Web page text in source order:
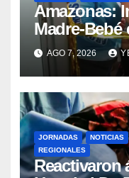
​Amazonas:
Madre-Bebé
del
Rincón
AGO 7, 2026
JORNADAS NOTICIAS
REGIONALES
Reactivaron